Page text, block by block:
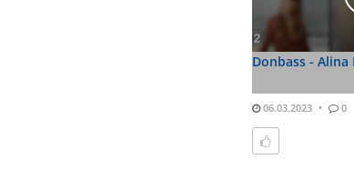
Donbass - Alina
06.03.2023 0